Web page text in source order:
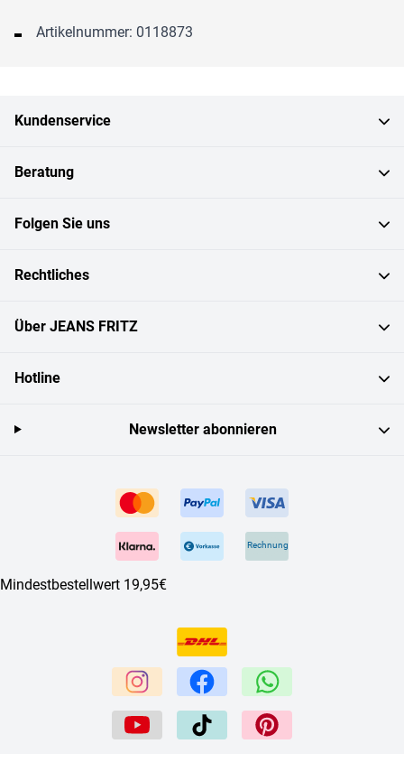
Artikelnummer: 0118873
Kundenservice
Beratung
Folgen Sie uns
Rechtliches
Über JEANS FRITZ
Hotline
Rechnung
Mindestbestellwert 19,95€
Newsletter abonnieren